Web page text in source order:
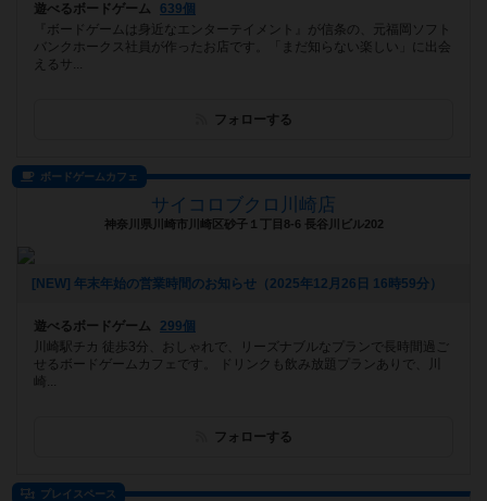
遊べるボードゲーム
639個
『ボードゲームは身近なエンターテイメント』が信条の、元福岡ソフト
バンクホークス社員が作ったお店です。「まだ知らない楽しい」に出会
えるサ...
フォローする
ボードゲームカフェ
サイコロブクロ川崎店
神奈川県川崎市川崎区砂子１丁目8-6 長谷川ビル202
[NEW] 年末年始の営業時間のお知らせ（2025年12月26日 16時59分）
遊べるボードゲーム
299個
川崎駅チカ 徒歩3分、おしゃれで、リーズナブルなプランで長時間過ご
せるボードゲームカフェです。 ドリンクも飲み放題プランありで、川
崎...
フォローする
プレイスペース